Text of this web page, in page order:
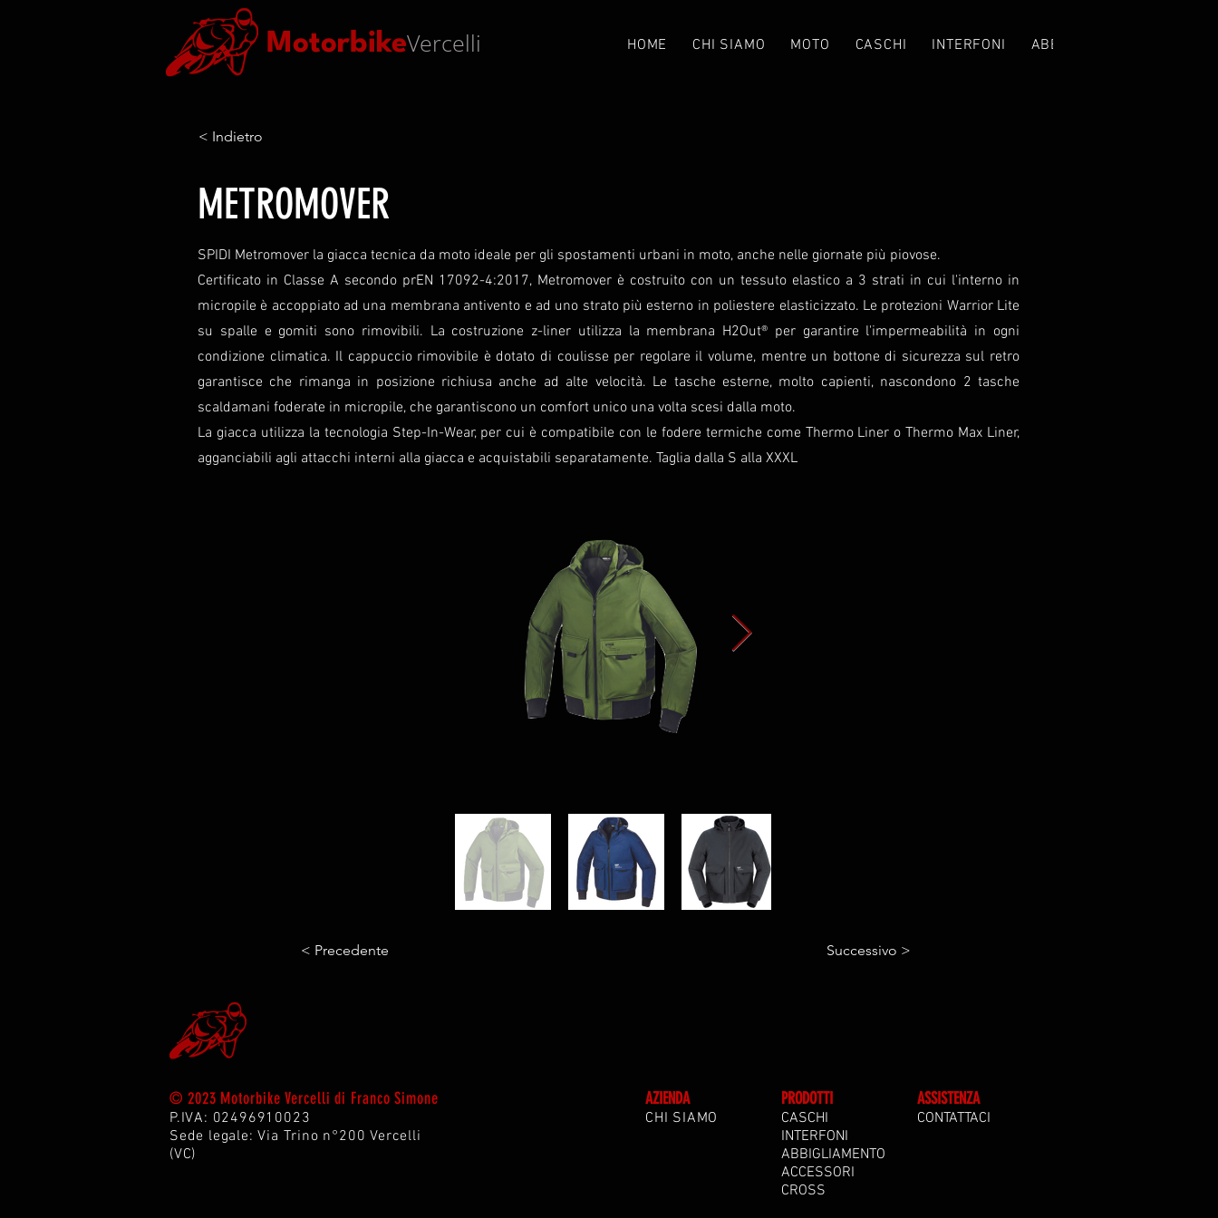
MotorbikeVercelli HOME CHI SIAMO MOTO CASCHI INTERFONI ABBIGLIAMENTO
< Indietro
METROMOVER
SPIDI Metromover la giacca tecnica da moto ideale per gli spostamenti urbani in moto, anche nelle giornate più piovose.
Certificato in Classe A secondo prEN 17092-4:2017, Metromover è costruito con un tessuto elastico a 3 strati in cui l'interno in
micropile è accoppiato ad una membrana antivento e ad uno strato più esterno in poliestere elasticizzato. Le protezioni Warrior Lite
su spalle e gomiti sono rimovibili. La costruzione z-liner utilizza la membrana H2Out® per garantire l'impermeabilità in ogni
condizione climatica. Il cappuccio rimovibile è dotato di coulisse per regolare il volume, mentre un bottone di sicurezza sul retro
garantisce che rimanga in posizione richiusa anche ad alte velocità. Le tasche esterne, molto capienti, nascondono 2 tasche
scaldamani foderate in micropile, che garantiscono un comfort unico una volta scesi dalla moto.
La giacca utilizza la tecnologia Step-In-Wear, per cui è compatibile con le fodere termiche come Thermo Liner o Thermo Max Liner,
agganciabili agli attacchi interni alla giacca e acquistabili separatamente. Taglia dalla S alla XXXL
< Precedente Successivo >
© 2023 Motorbike Vercelli di Franco Simone
P.IVA: 02496910023
Sede legale: Via Trino n°200 Vercelli
(VC)
AZIENDA
CHI SIAMO
PRODOTTI
CASCHI
INTERFONI
ABBIGLIAMENTO
ACCESSORI
CROSS
ASSISTENZA
CONTATTACI